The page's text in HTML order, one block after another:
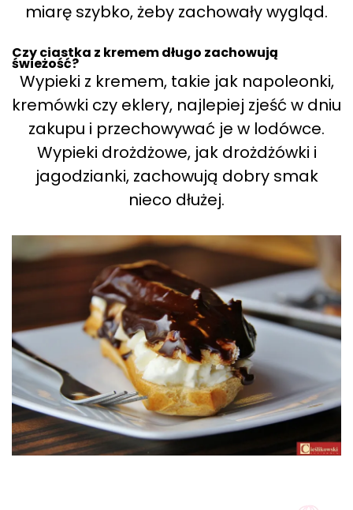
miarę szybko, żeby zachowały wygląd.
Czy ciastka z kremem długo zachowują
świeżość?
Wypieki z kremem, takie jak napoleonki,
kremówki czy eklery, najlepiej zjeść w dniu
zakupu i przechowywać je w lodówce.
Wypieki drożdżowe, jak drożdżówki i
jagodzianki, zachowują dobry smak
nieco dłużej.